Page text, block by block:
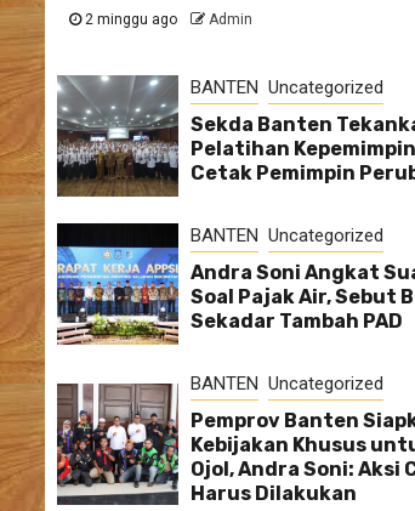
2 minggu ago Admin
BANTEN Uncategorized
Sekda Banten
Pelatihan
Cetak Pemimpin
BANTEN Uncategorized
Andra Soni Angkat
Soal Pajak Air, Sebut
Sekadar Tambah PAD
BANTEN Uncategorized
Pemprov Banten
Kebijakan Khusus
Ojol, Andra Soni: Aksi
Harus Dilakukan